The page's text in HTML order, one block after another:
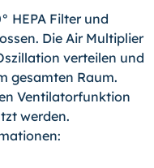
HEPA Filter und
Die Air Multiplier
verteilen und
gesamten Raum.
Ventilatorfunktion
werden.